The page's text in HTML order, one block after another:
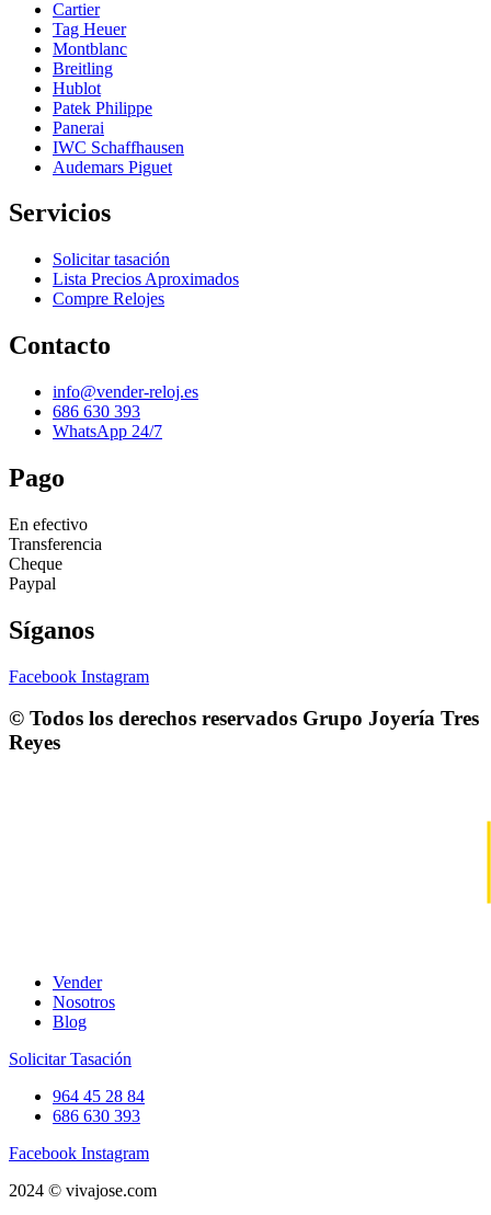
Cartier
Tag Heuer
Montblanc
Breitling
Hublot
Patek Philippe
Panerai
IWC Schaffhausen
Audemars Piguet
Servicios
Solicitar tasación
Lista Precios Aproximados
Compre Relojes
Contacto
info@vender-reloj.es
686 630 393
WhatsApp 24/7
Pago
En efectivo
Transferencia
Cheque
Paypal
Síganos
Facebook Instagram
© Todos los derechos reservados Grupo Joyería Tres
Reyes
Vender
Nosotros
Blog
Solicitar Tasación
964 45 28 84
686 630 393
Facebook Instagram
2024 © vivajose.com